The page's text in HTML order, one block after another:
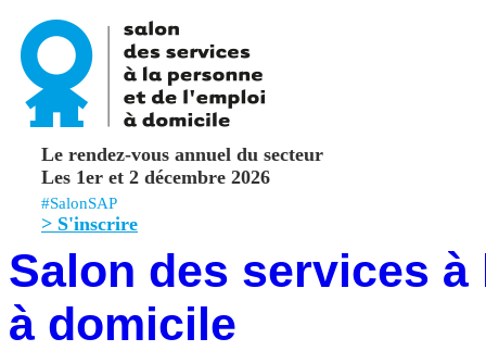
Le rendez-vous annuel du secteur
Les 1er et 2 décembre 2026
#SalonSAP
> S'inscrire
Salon des services
à domicile